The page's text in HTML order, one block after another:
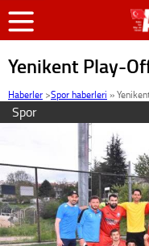
Yenikent Play-
Haberler >Spor haberleri »
Spor